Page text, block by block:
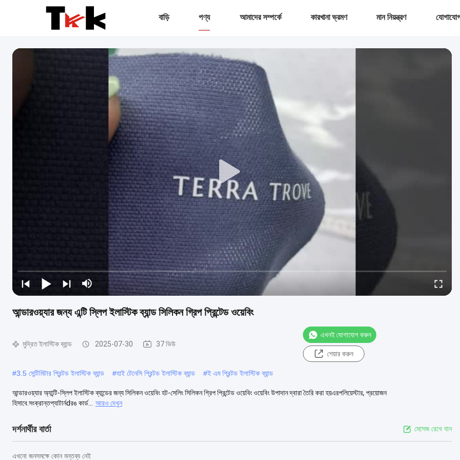
বাড়ি পণ্য আমাদের সম্পর্কে কারখানা ভ্রমণ মান নিয়ন্ত্রণ
আন্ডারওয়্যার জন্য এন্টি স্লিপ ইলাস্টিক ব্যান্ড সিলিকন গ্রিপ প্রিন্টেড ওয়েবিং
মুদ্রিত ইলাস্টিক ব্যান্ড 2025-07-30 37 ভিউ
এখনই যোগাযোগ করুন
শেয়ার করুন
#3.5 সেন্টিমিটার প্রিন্টড ইলাস্টিক ব্যান্ড #হাই টেনেসি প্রিন্টড ইলাস্টিক ব্যান্ড #ই এম প্রিন্টড ইলাস্টিক ব্যান্ড
আন্ডারওয়্যার অ্যান্টি-স্লিপ ইলাস্টিক ব্যান্ডের জন্য সিলিকন ওয়েবিং হট-সেলিং সিলিকন গ্রিপ প্রিন্টেড ওয়েবিং ওয়েবিং উপাদান দ্বারা তৈরি করা হয়এরপলিয়েস্টার, প্রয়োজন
হিসাবে.সংক্রান্তপ্যাটার্নdরঙ কার্ড...
আরও দেখুন
দর্শনার্থীর বার্তা মেসেজ রেখে যান
এখনো জনসমক্ষে কোন মন্তব্য নেই